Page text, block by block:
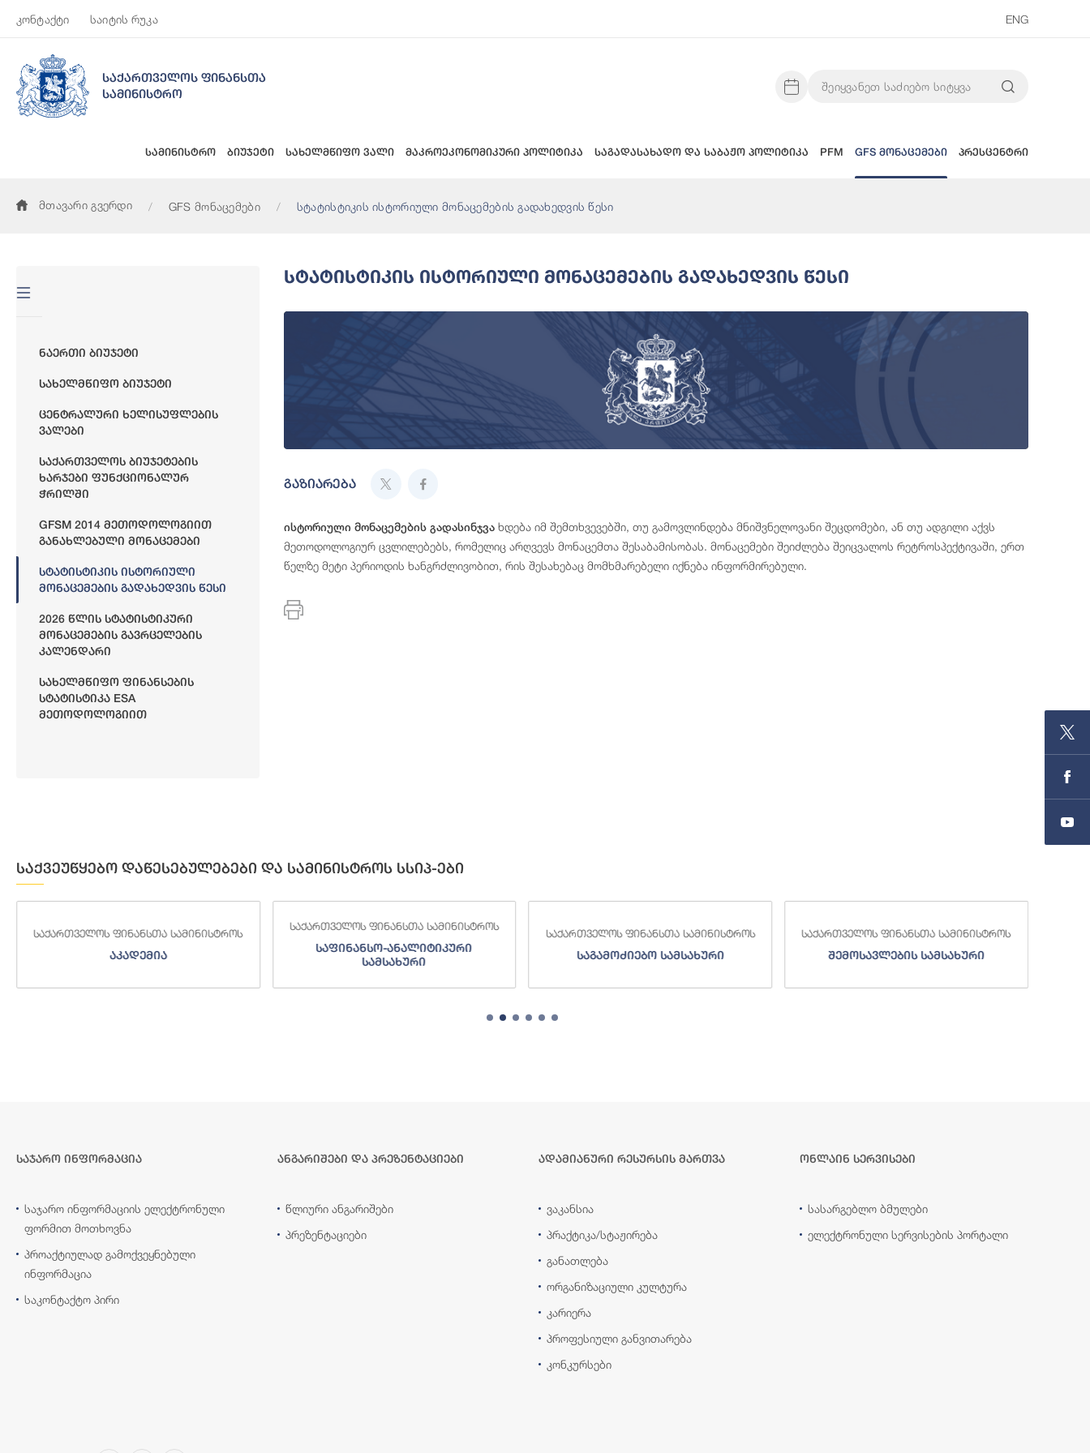
კონტაქტი საიტის რუკა ENG
საქართველოს ფინანსთა
სამინისტრო
სამინისტრო ბიუჯეტი სახელმწიფო ვალი მაკროეკონომიკური პოლიტიკა საგადასახადო და საბაჟო პოლიტიკა PFM GFS მონაცემები პრესცენტრი
მთავარი გვერდი GFS მონაცემები სტატისტიკის ისტორიული მონაცემების გადახედვის წესი
Ნაერთი Ბიუჯეტი
Სახელმწიფო Ბიუჯეტი
Ცენტრალური Ხელისუფლების
Ვალები
Საქართველოს Ბიუჯეტების
Ხარჯები Ფუნქციონალურ
Ჭრილში
GFSM 2014 Მეთოდოლოგიით
Განახლებული Მონაცემები
Სტატისტიკის Ისტორიული
Მონაცემების Გადახედვის Წესი
2026 Წლის Სტატისტიკური
Მონაცემების Გავრცელების
Კალენდარი
Სახელმწიფო Ფინანსების
Სტატისტიკა ESA
Მეთოდოლოგიით
Სტატისტიკის Ისტორიული Მონაცემების Გადახედვის Წესი
გაზიარება
ისტორიული მონაცემების გადასინჯვა ხდება იმ შემთხვევებში, თუ გამოვლინდება მნიშვნელოვანი შეცდომები, ან თუ ადგილი აქვს
მეთოდოლოგიურ ცვლილებებს, რომელიც არღვევს მონაცემთა შესაბამისობას. მონაცემები შეიძლება შეიცვალოს რეტროსპექტივაში, ერთ
წელზე მეტი პერიოდის ხანგრძლივობით, რის შესახებაც მომხმარებელი იქნება ინფორმირებული.
საქვეუწყებო დაწესებულებები და სამინისტროს სსიპ-ები
საქართველოს ფინანსთა სამინისტროს
აკადემია
საქართველოს ფინანსთა სამინისტროს
საფინანსო-ანალიტიკური
სამსახური
საქართველოს ფინანსთა სამინისტროს
საგამოძიებო სამსახური
საქართველოს ფინანსთა სამინისტროს
შემოსავლების სამსახური
საჯარო ინფორმაცია
საჯარო ინფორმაციის ელექტრონული
ფორმით მოთხოვნა
პროაქტიულად გამოქვეყნებული
ინფორმაცია
საკონტაქტო პირი
ანგარიშები და პრეზენტაციები
წლიური ანგარიშები
პრეზენტაციები
ადამიანური რესურსის მართვა
ვაკანსია
პრაქტიკა/სტაჟირება
განათლება
ორგანიზაციული კულტურა
კარიერა
პროფესიული განვითარება
კონკურსები
ონლაინ სერვისები
სასარგებლო ბმულები
ელექტრონული სერვისების პორტალი